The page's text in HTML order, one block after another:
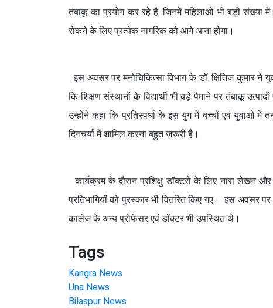
तंबाकू का प्रयोग कर रहे हैं, जिनमें महिलाओं भी बड़ी संख्या
रोकने के लिए प्रत्येक नागरिक को आगे आना होगा।
इस अवसर पर मनोचिकित्सा विभाग के डॉ. क्षितिज कुमार ने
कि शिक्षण संस्थानों के विद्यार्थी भी बड़े पैमाने पर तंबाकू
उन्होंने कहा कि प्रतिस्पर्धा के इस युग में बच्चों एवं युवाओं में
दिनचर्या में शामिल करना बहुत जरूरी है।
कार्यक्रम के दौरान प्रशिक्षु डॉक्टरों के लिए नारा लेखन
प्रतिभागियों को पुरस्कार भी वितरित किए गए। इस अवसर
कालेज के अन्य प्रोफेसर एवं डॉक्टर भी उपस्थित थे।
Tags
Kangra News
Una News
Bilaspur News